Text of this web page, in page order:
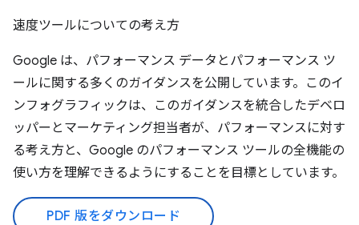
速度ツールについての考え方
Google は、パフォーマンス データとパフォーマンス ツ
ールに関する多くのガイダンスを公開しています。このイ
ンフォグラフィックは、このガイダンスを統合したデベロ
ッパーとマーケティング担当者が、パフォーマンスに対す
る考え方と、Google のパフォーマンス ツールの全機能の
使い方を理解できるようにすることを目標としています。
PDF 版をダウンロード